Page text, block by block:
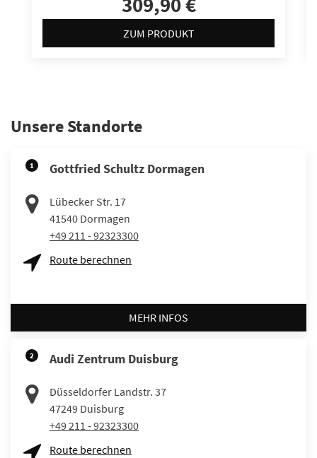
ZUM PRODUKT
Unsere Standorte
1 Gottfried Schultz Dormagen
Lübecker Str. 17
41540 Dormagen
+49 211 - 92323300
Route berechnen
MEHR INFOS
2 Audi Zentrum Duisburg
Düsseldorfer Landstr. 37
47249 Duisburg
+49 211 - 92323300
Route berechnen